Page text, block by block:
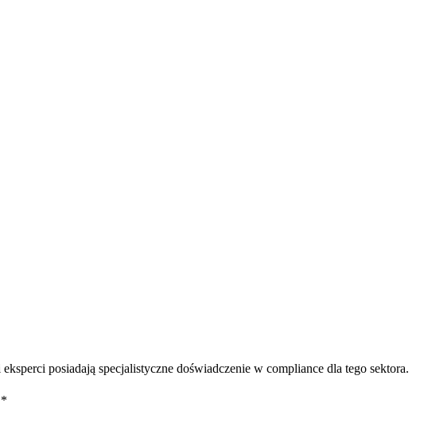
posiadają specjalistyczne doświadczenie w compliance dla tego sektora.